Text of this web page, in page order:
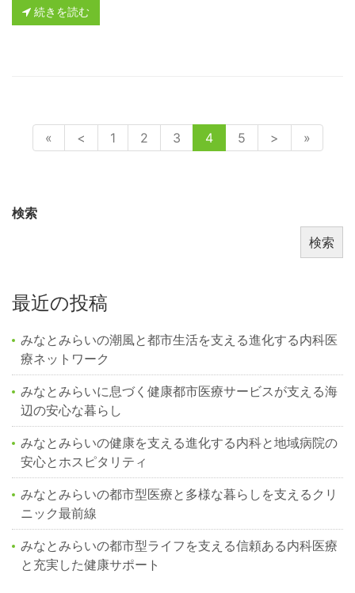
続きを読む
« < 1 2 3 4 5 > »
検索
検索
最近の投稿
みなとみらいの潮風と都市生活を支える進化する内科医
療ネットワーク
みなとみらいに息づく健康都市医療サービスが支える海
辺の安心な暮らし
みなとみらいの健康を支える進化する内科と地域病院の
安心とホスピタリティ
みなとみらいの都市型医療と多様な暮らしを支えるクリ
ニック最前線
みなとみらいの都市型ライフを支える信頼ある内科医療
と充実した健康サポート